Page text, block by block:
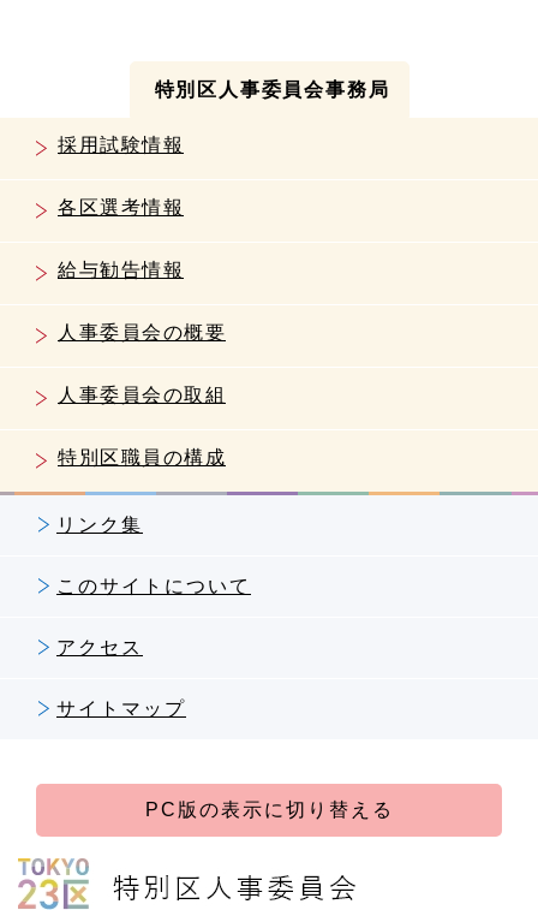
特別区人事委員会事務局
採用試験情報
各区選考情報
給与勧告情報
人事委員会の概要
人事委員会の取組
特別区職員の構成
リンク集
このサイトについて
アクセス
サイトマップ
PC版の表示に切り替える